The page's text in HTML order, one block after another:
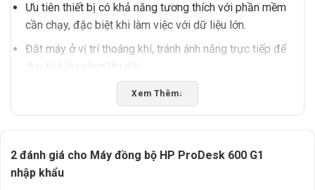
Ưu tiên thiết bị có khả năng tương thích với phần mềm
cần chạy, đặc biệt khi làm việc với dữ liệu lớn.
Đặt máy ở vị trí thoáng khí, tránh ánh nắng trực tiếp để
duy trì hiệu năng lâu dài.
Kết hợp với màn hình và bàn phím phù hợp để tăng trải
tra tương thích hoặc giao hàng tại Buôn Ma Thuột, Đắk
Lắk, hãy liên hệ Tấn Phát AD để được hỗ trợ tận tình.
Xem Thêm↓
2 đánh giá cho Máy đồng bộ HP ProDesk 600 G1
nhập khẩu